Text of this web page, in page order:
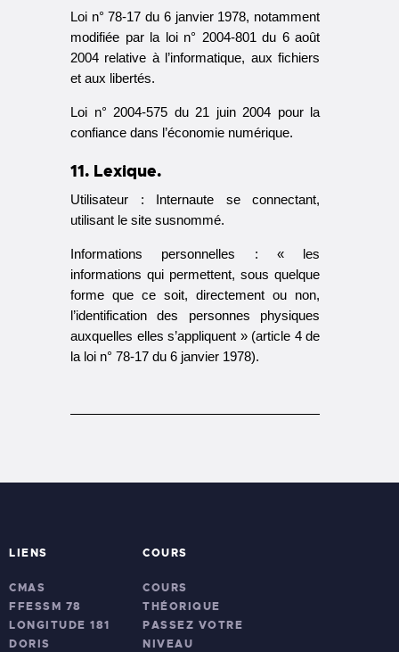
Loi n° 78-17 du 6 janvier 1978, notamment
modifiée par la loi n° 2004-801 du 6 août
2004 relative à l’informatique, aux fichiers
et aux libertés.
Loi n° 2004-575 du 21 juin 2004 pour la
confiance dans l’économie numérique.
11. Lexique.
Utilisateur : Internaute se connectant,
utilisant le site susnommé.
Informations personnelles : « les
informations qui permettent, sous quelque
forme que ce soit, directement ou non,
l’identification des personnes physiques
auxquelles elles s’appliquent » (article 4 de
la loi n° 78-17 du 6 janvier 1978).
LIENS
CMAS
FFESSM 78
LONGITUDE 181
DORIS
COURS
COURS
THÉORIQUE
PASSEZ VOTRE
NIVEAU